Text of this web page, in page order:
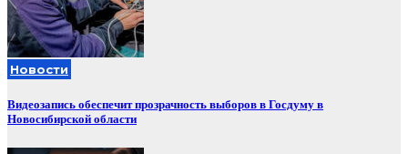
Новости
Видеозапись обеспечит прозрачность выборов в Госдуму в
Новосибирской области